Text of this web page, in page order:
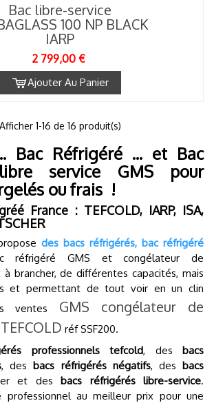
Bac libre-service
100 NP BLACK
IARP
2 799,00 €
Ajouter Au Panier
Afficher 1-16 de 16 produit(s)
Bac Réfrigéré ... et Bac
service GMS pour
ou frais !
France :TEFCOLD, IARP, ISA,
des bacs réfrigérés, bac réfrigéré
réfrigéré GMS et congélateur de
brancher, de différentes capacités, mais
et permettant de tout voir en un clin
ventes GMS congélateur de
réf SSF200.
professionnels tefcold, des bacs
, desbacs réfrigérés négatifs, des bacs
et des bacs réfrigérés libre-service.
professionnel au meilleur prix pour une